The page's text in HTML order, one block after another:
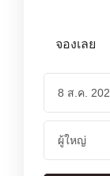
จองเลย